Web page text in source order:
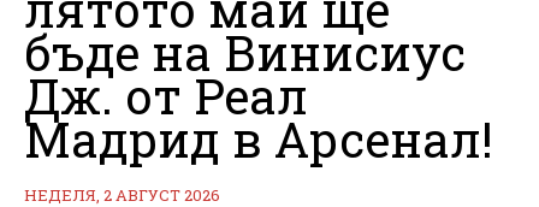
бъде на Винисиус
Дж. от Реал
Мадрид в Арсенал!
НЕДЕЛЯ, 2 АВГУСТ 2026